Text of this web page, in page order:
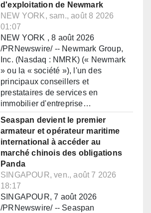
d'exploitation de Newmark
NEW YORK, sam., août 8 2026
01:07
NEW YORK , 8 août 2026
/PRNewswire/ -- Newmark Group,
Inc. (Nasdaq : NMRK) (« Newmark
» ou la « société »), l'un des
principaux conseillers et
prestataires de services en
immobilier d'entreprise…
Seaspan devient le premier
armateur et opérateur maritime
international à accéder au
marché chinois des obligations
Panda
SINGAPOUR, ven., août 7 2026
18:17
SINGAPOUR, 7 août 2026
/PRNewswire/ -- Seaspan